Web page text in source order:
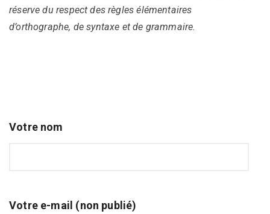
réserve du respect des règles élémentaires
d’orthographe, de syntaxe et de grammaire.
Votre nom
Votre e-mail (non publié)